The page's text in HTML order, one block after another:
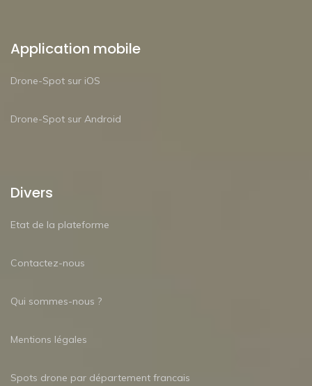
Application mobile
Drone-Spot sur iOS
Drone-Spot sur Android
Divers
Etat de la plateforme
Contactez-nous
Qui sommes-nous ?
Mentions légales
Spots drone par département francais